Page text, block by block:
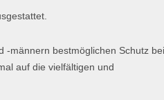
-männern bestmöglichen Schutz bei
auf die vielfältigen und